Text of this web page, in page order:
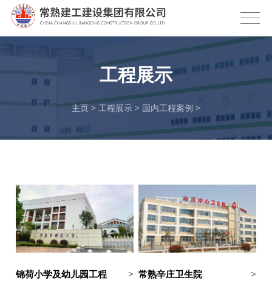
工程展示
主页>工程展示 > 国内工程案例 >
锦荷小学及幼儿园工程 > 常熟辛庄卫生院 >